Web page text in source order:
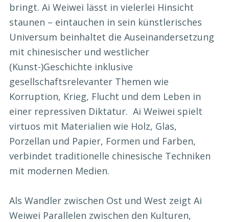
bringt. Ai Weiwei lässt in vielerlei Hinsicht
staunen – eintauchen in sein künstlerisches
Universum beinhaltet die Auseinandersetzung
mit chinesischer und westlicher
(Kunst-)Geschichte inklusive
gesellschaftsrelevanter Themen wie
Korruption, Krieg, Flucht und dem Leben in
einer repressiven Diktatur. Ai Weiwei spielt
virtuos mit Materialien wie Holz, Glas,
Porzellan und Papier, Formen und Farben,
verbindet traditionelle chinesische Techniken
mit modernen Medien.
Als Wandler zwischen Ost und West zeigt Ai
Weiwei Parallelen zwischen den Kulturen,